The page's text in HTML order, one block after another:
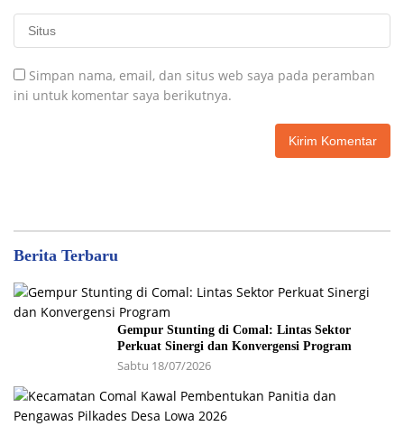
Simpan nama, email, dan situs web saya pada peramban
ini untuk komentar saya berikutnya.
Berita Terbaru
Gempur Stunting di Comal: Lintas Sektor
Perkuat Sinergi dan Konvergensi Program
Sabtu 18/07/2026